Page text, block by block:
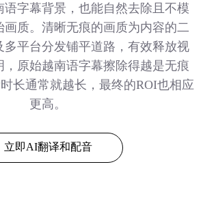
语字幕背景，也能自然去除且不模
质。清晰无痕的画质为内容的二
多平台分发铺平道路，有效释放视
，原始越南语字幕擦除得越是无痕
长通常就越长，最终的ROI也相应
更高。
立即AI翻译和配音